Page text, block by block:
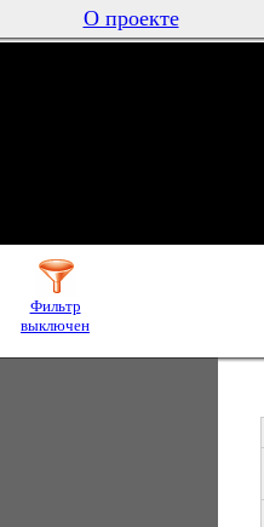
О проекте
Фильтр
выключен